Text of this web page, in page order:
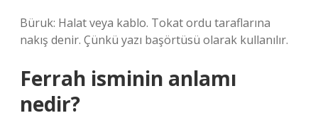
Büruk: Halat veya kablo. Tokat ordu taraflarına
nakış denir. Çünkü yazı başörtüsü olarak kullanılır.
Ferrah isminin anlamı
nedir?